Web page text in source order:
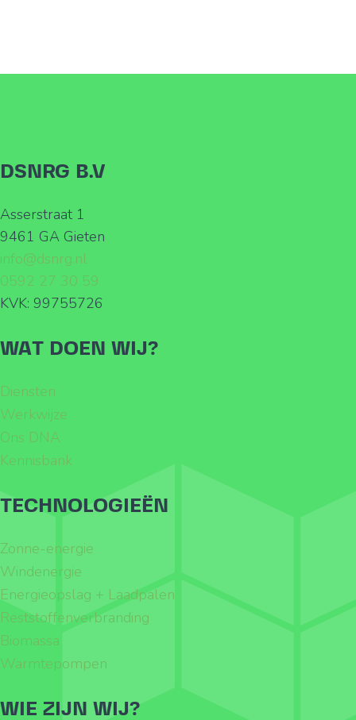
DSNRG B.V
Asserstraat 1
9461 GA Gieten
info@dsnrg.nl
0592 27 30 59
KVK: 99755726
WAT DOEN WIJ?
Diensten
Werkwijze
Ons DNA
Kennisbank
TECHNOLOGIEËN
Zonne-energie
Windenergie
Energieopslag + Laadpalen
Reststoffenverbranding
Biomassa
Warmtepompen
WIE ZIJN WIJ?